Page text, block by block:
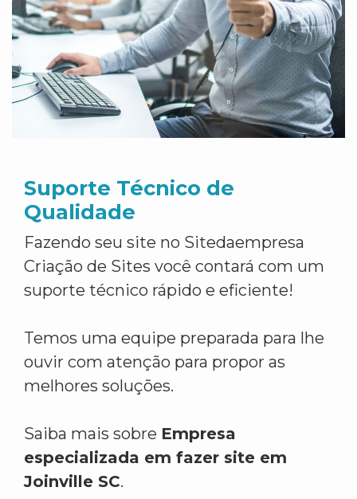
Suporte Técnico de
Qualidade
Fazendo seu site no Sitedaempresa
Criação de Sites você contará com um
suporte técnico rápido e eficiente!
Temos uma equipe preparada para lhe
ouvir com atenção para propor as
melhores soluções.
Saiba mais sobre Empresa
especializada em fazer site em
Joinville SC.